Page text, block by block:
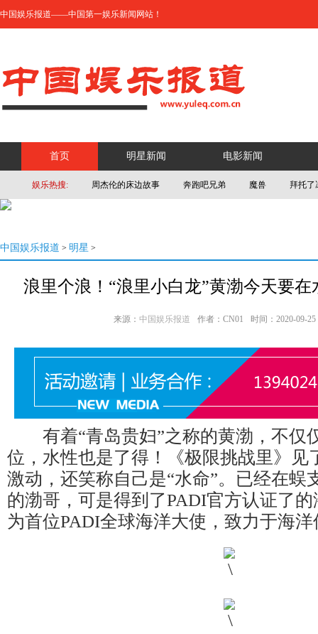
中国娱乐报道——中国第一娱乐新闻网站！
首页 明星新闻 电影新闻
娱乐热搜: 周杰伦的床边故事 奔跑吧兄弟 魔兽 拜托了
中国娱乐报道 > 明星 >
浪里个浪！“浪里小白龙”黄渤今天要
来源： 中国娱乐报道 作者：CN01 时间：2020-09-25
有着“青岛贵妇”之称的黄渤，不仅
位，水性也是了得！《极限挑战里》见
激动，还笑称自己是“水命”。已经在蜈
的渤哥，可是得到了PADI官方认证了
为首位PADI全球海洋大使，致力于海